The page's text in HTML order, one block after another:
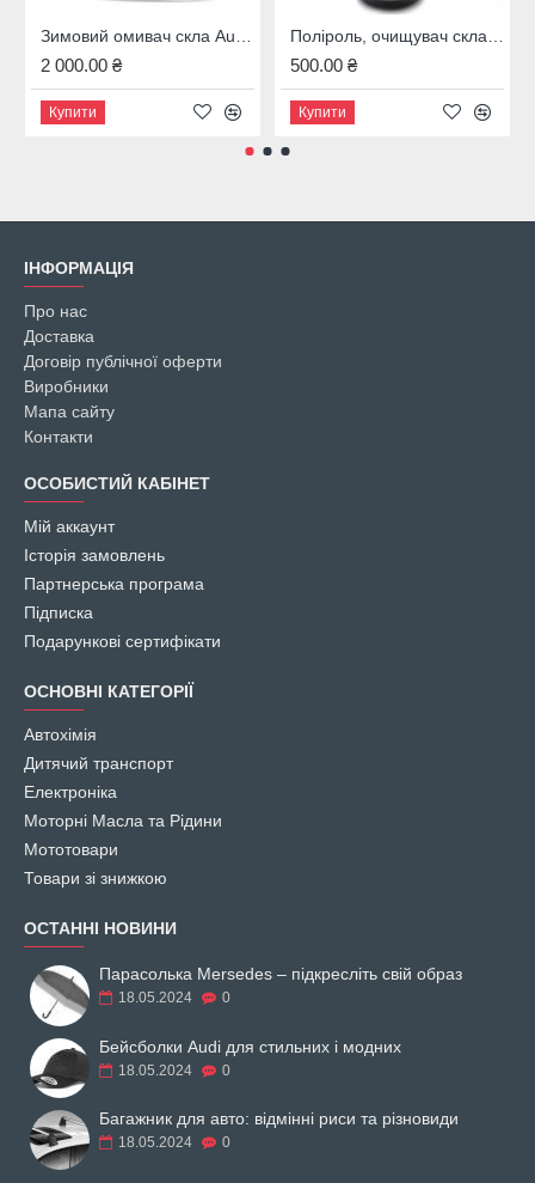
Зимовий омивач скла Audi, 4M8096323B
2 000.00 ₴
Купити
Поліроль, очищувач скла Audi, 00A096329020
500.00 ₴
Купити
ІНФОРМАЦІЯ
Про нас
Доставка
Договір публічної оферти
Виробники
Мапа сайту
Контакти
ОСОБИСТИЙ КАБІНЕТ
Мій аккаунт
Історія замовлень
Партнерська програма
Підписка
Подарункові сертифікати
ОСНОВНІ КАТЕГОРІЇ
Автохімія
Дитячий транспорт
Електроніка
Моторні Масла та Рідини
Мототовари
Товари зі знижкою
ОСТАННІ НОВИНИ
Парасолька Mersedes – підкресліть свій образ
18.05.2024 0
Бейсболки Audi для стильних і модних
18.05.2024 0
Багажник для авто: відмінні риси та різновиди
18.05.2024 0